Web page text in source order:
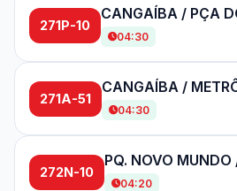
271P-10
04:30
271A-51
04:30
272N-10
04:20